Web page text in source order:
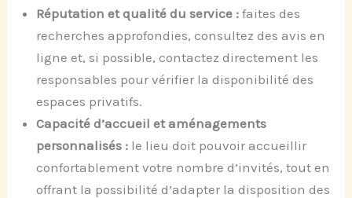
Réputation et qualité du service : faites des
recherches approfondies, consultez des avis en
ligne et, si possible, contactez directement les
responsables pour vérifier la disponibilité des
espaces privatifs.
Capacité d’accueil et aménagements
personnalisés : le lieu doit pouvoir accueillir
confortablement votre nombre d’invités, tout en
offrant la possibilité d’adapter la disposition des